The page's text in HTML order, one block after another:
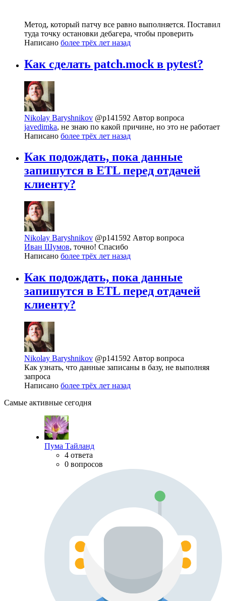
Метод, который патчу все равно выполняется. Поставил
туда точку остановки дебагера, чтобы проверить
Написано более трёх лет назад
Как сделать patch.mock в pytest?
Nikolay Baryshnikov @p141592 Автор вопроса
javedimka, не знаю по какой причине, но это не работает
Написано более трёх лет назад
Как подождать, пока данные
запишутся в ETL перед отдачей
клиенту?
Nikolay Baryshnikov @p141592 Автор вопроса
Иван Шумов, точно! Спасибо
Написано более трёх лет назад
Как подождать, пока данные
запишутся в ETL перед отдачей
клиенту?
Nikolay Baryshnikov @p141592 Автор вопроса
Как узнать, что данные записаны в базу, не выполняя
запроса
Написано более трёх лет назад
Самые активные сегодня
Пума Тайланд
4 ответа
0 вопросов